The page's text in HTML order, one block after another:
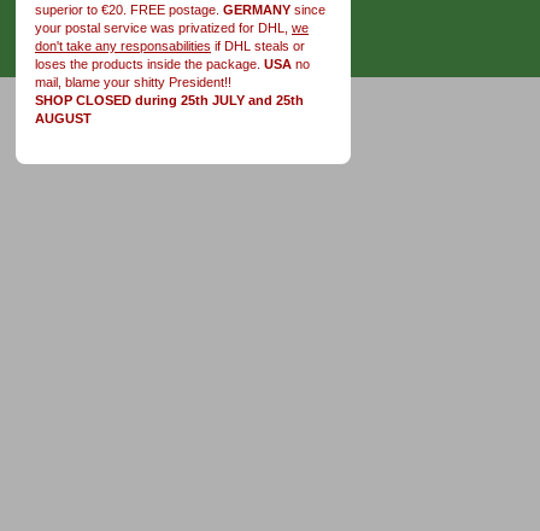
superior to €20. FREE postage. GERMANY since
your postal service was privatized for DHL, we
don't take any responsabilities if DHL steals or
loses the products inside the package. USA no
mail, blame your shitty President!!
SHOP CLOSED during 25th JULY and 25th
AUGUST